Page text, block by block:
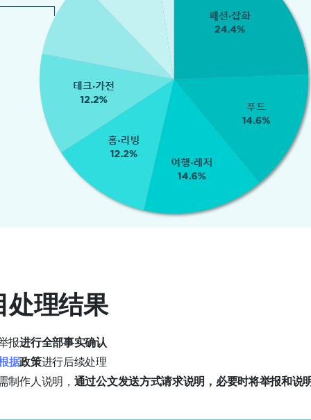
处理结果
报进行全部事实确认
据政策进行后续处理
制作人说明， 通过公文发送方式请求说明，必要时将举报和说